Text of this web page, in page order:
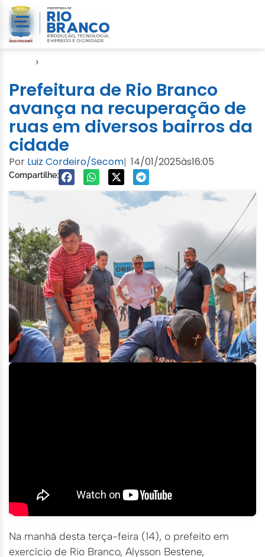
›
Prefeitura de Rio Branco
avança na recuperação de
ruas em diversos bairros da
cidade
Por Luiz Cordeiro/Secom| 14/01/2025às16:05
Compartilhe:
Na manhã desta terça-feira (14), o prefeito em
exercício de Rio Branco, Alysson Bestene,